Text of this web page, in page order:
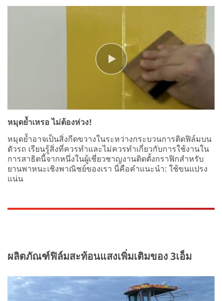
หมุดย้ำเหรอ ไม่ต้องห่วง!
หมุดย้ำอาจเป็นสิ่งกีดขวางในระหว่างกระบวนการติดฟิล์มบน
ตัวรถ เรียนรู้สิ่งที่ควรทำและไม่ควรทำเกี่ยวกับการใช้งานใน
การสาธิตนี้จากหนึ่งในผู้เชี่ยวชาญงานติดตั้งกราฟิกสำหรับ
ยานพาหนะเชิงพาณิชย์ของเรา นี่คือคำแนะนำ: ใช้ขนแปรง
แน่น
ผลิตภัณฑ์ฟิล์มสะท้อนแสงเพิ่มเติมของ 3เอ็ม